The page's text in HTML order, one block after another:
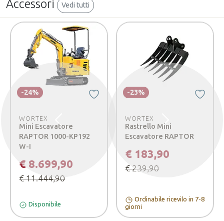
Accessori Vedi tutti
WORTEX
Mini Escavatore
RAPTOR 1000-KP192
W-I
€ 8.699,90
€ 11.444,90
-24%
Disponibile
WORTEX
Rastrello Mini
Escavatore RAPTOR
€ 183,90
€ 239,90
-23%
Ordinabile ricevilo in 7-8
giorni
Precedente Successivo